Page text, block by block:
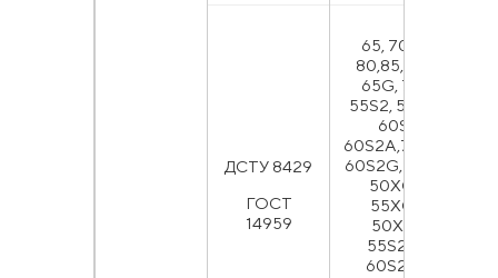
ДСТУ 8429
ГОСТ
14959
65, 70, 75,
80,85, 60G,
65G, 70G,
55S2, 55S2А,
60S2,
60S2А,70S3А,
60S2G, 50ХG,
50ХGА,
55ХGR,
50ХFА,
55S2GF,
60S2ХА,